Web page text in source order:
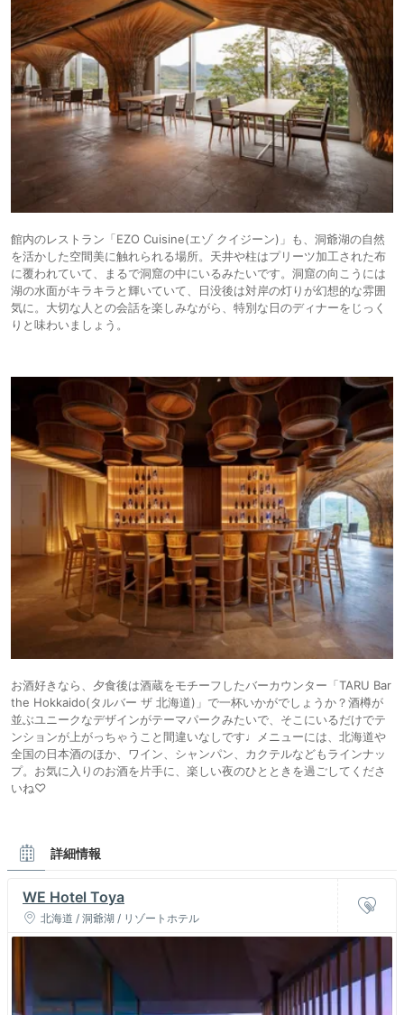
館内のレストラン「EZO Cuisine(エゾ クイジーン)」も、洞爺湖の自然
を活かした空間美に触れられる場所。天井や柱はプリーツ加工された布
に覆われていて、まるで洞窟の中にいるみたいです。洞窟の向こうには
湖の水面がキラキラと輝いていて、日没後は対岸の灯りが幻想的な雰囲
気に。大切な人との会話を楽しみながら、特別な日のディナーをじっく
りと味わいましょう。
お酒好きなら、夕食後は酒蔵をモチーフしたバーカウンター「TARU Bar
the Hokkaido(タルバー ザ 北海道)」で一杯いかがでしょうか？酒樽が
並ぶユニークなデザインがテーマパークみたいで、そこにいるだけでテ
ンションが上がっちゃうこと間違いなしです♩メニューには、北海道や
全国の日本酒のほか、ワイン、シャンパン、カクテルなどもラインナッ
プ。お気に入りのお酒を片手に、楽しい夜のひとときを過ごしてくださ
いね♡
詳細情報
WE Hotel Toya
北海道 / 洞爺湖 / リゾートホテル